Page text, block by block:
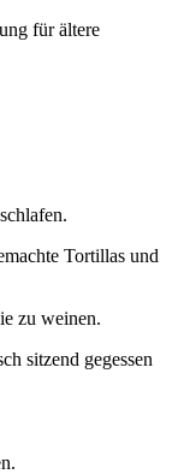
für ältere
Tortillas und
zu weinen.
sitzend gegessen